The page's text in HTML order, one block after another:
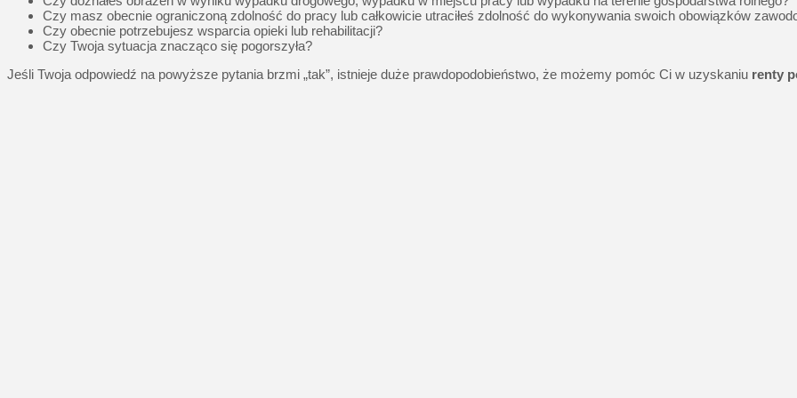
Czy masz obecnie ograniczoną zdolność do pracy lub całkowicie utraciłeś zdolność do wykonywania swoich obowiązków
Czy obecnie potrzebujesz wsparcia opieki lub rehabilitacji?
Czy Twoja sytuacja znacząco się pogorszyła?
Jeśli Twoja odpowiedź na powyższe pytania brzmi „tak”, istnieje duże prawdopodobieństwo, że możemy pomóc Ci w uzyskaniu renty